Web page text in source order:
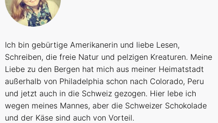
Wer wir sind
Teil des Teams werden
Ich bin gebürtige Amerikanerin und liebe Lesen,
Schreiben, die freie Natur und pelzigen Kreaturen. Meine
Liebe zu den Bergen hat mich aus meiner Heimatstadt
außerhalb von Philadelphia schon nach Colorado, Peru
und jetzt auch in die Schweiz gezogen. Hier lebe ich
wegen meines Mannes, aber die Schweizer Schokolade
und der Käse sind auch von Vorteil.